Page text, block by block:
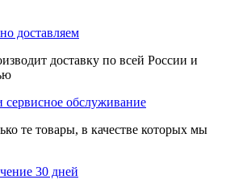
доставляем
доставку по всей России и
сервисное обслуживание
те товары, в качестве которых мы
30 дней